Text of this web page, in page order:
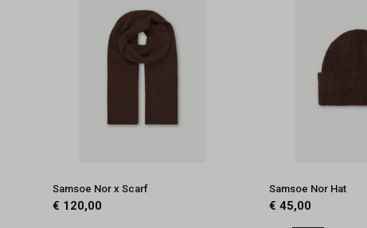
Samsoe Nor x Scarf
€ 120,00
Samsoe Nor Hat
€ 45,00